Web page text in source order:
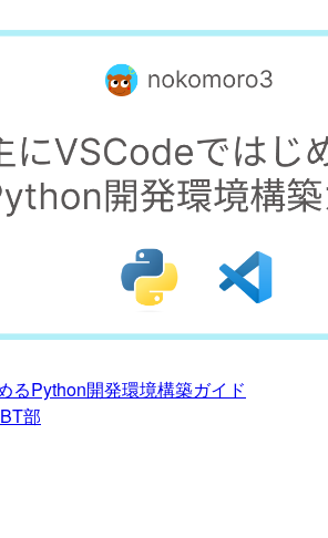
るPython開発環境構築ガイド
部